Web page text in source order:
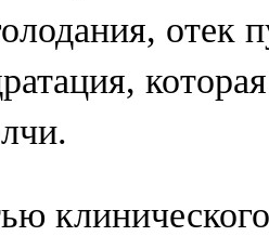
отек